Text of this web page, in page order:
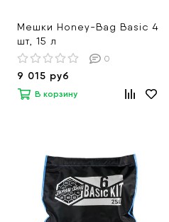
Мешки Honey-Bag Basic 4
шт, 15 л
0
9 015 руб
В корзину